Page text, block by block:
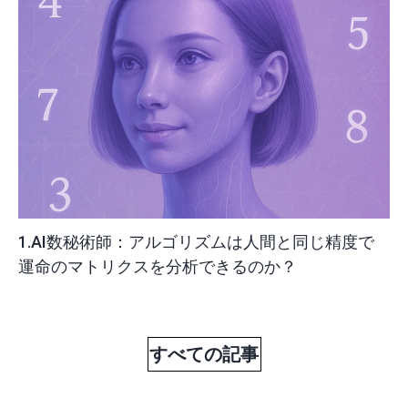
1.AI数秘術師：アルゴリズムは人間と同じ精度で
運命のマトリクスを分析できるのか？
すべての記事